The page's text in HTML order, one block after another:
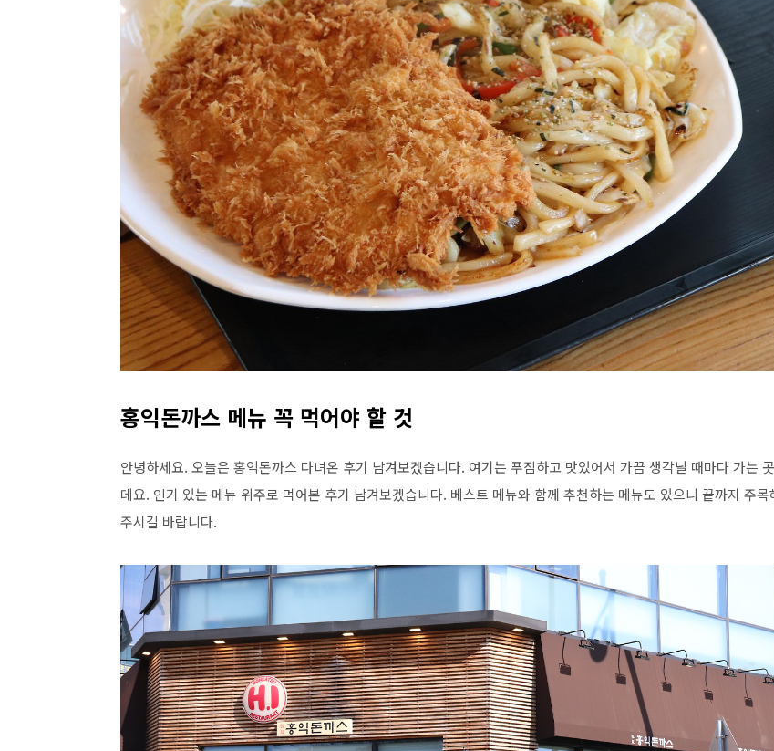
홍익돈까스 메뉴 꼭 먹어야 할 것
안녕하세요. 오늘은 홍익돈까스 다녀온 후기 남겨보겠습니다. 여기는 푸짐하고 맛있어서 가끔 생각날 때마다 가는
데요. 인기 있는 메뉴 위주로 먹어본 후기 남겨보겠습니다. 베스트 메뉴와 함께 추천하는 메뉴도 있으니 끝까지 주목
주시길 바랍니다.